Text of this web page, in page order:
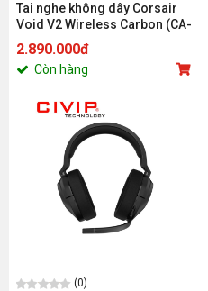
Tai nghe không dây Corsair
Void V2 Wireless Carbon (CA-
9011379-WW)
2.890.000đ
Còn hàng
(0)